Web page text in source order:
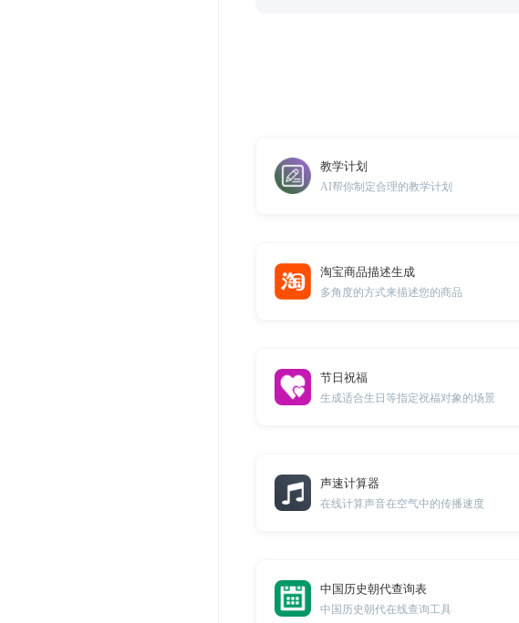
教学计划
AI帮你制定合理的教学计划
淘宝商品描述生成
多角度的方式来描述您的商品
节日祝福
生成适合生日等指定祝福对象的场景
声速计算器
在线计算声音在空气中的传播速度
中国历史朝代查询表
中国历史朝代在线查询工具